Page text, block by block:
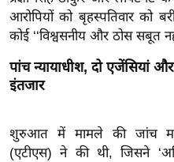
य
त
यं
ग
डि
या
आरोपियों को बृहस्पतिवार को
कोई ‘‘विश्वसनीय और ठोस सबूत
पांच न्यायाधीश, दो एजेंसियां
इंतजार
शुरुआत में मामले की जांच
(एटीएस) ने की थी, जिसने